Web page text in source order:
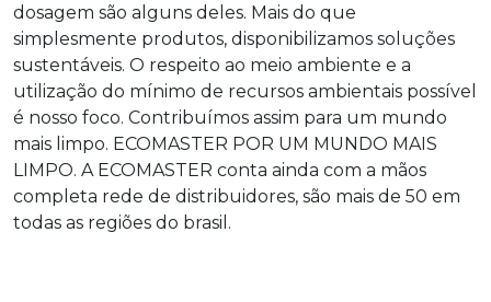
dosagem são alguns deles. Mais do que
simplesmente produtos, disponibilizamos soluções
sustentáveis. O respeito ao meio ambiente e a
utilização do mínimo de recursos ambientais possível
é nosso foco. Contribuímos assim para um mundo
mais limpo. ECOMASTER POR UM MUNDO MAIS
LIMPO. A ECOMASTER conta ainda com a mãos
completa rede de distribuidores, são mais de 50 em
todas as regiões do brasil.